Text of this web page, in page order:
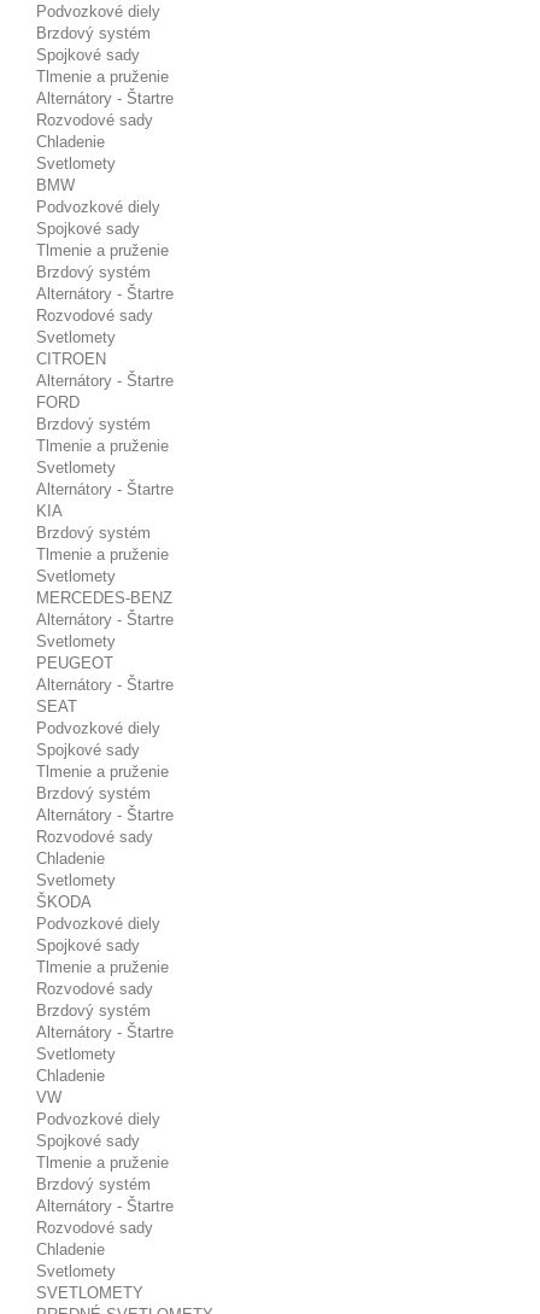
Podvozkové diely
Brzdový systém
Spojkové sady
Tlmenie a pruženie
Alternátory - Štartre
Rozvodové sady
Chladenie
Svetlomety
BMW
Podvozkové diely
Spojkové sady
Tlmenie a pruženie
Brzdový systém
Alternátory - Štartre
Rozvodové sady
Svetlomety
CITROEN
Alternátory - Štartre
FORD
Brzdový systém
Tlmenie a pruženie
Svetlomety
Alternátory - Štartre
KIA
Brzdový systém
Tlmenie a pruženie
Svetlomety
MERCEDES-BENZ
Alternátory - Štartre
Svetlomety
PEUGEOT
Alternátory - Štartre
SEAT
Podvozkové diely
Spojkové sady
Tlmenie a pruženie
Brzdový systém
Alternátory - Štartre
Rozvodové sady
Chladenie
Svetlomety
ŠKODA
Podvozkové diely
Spojkové sady
Tlmenie a pruženie
Rozvodové sady
Brzdový systém
Alternátory - Štartre
Svetlomety
Chladenie
VW
Podvozkové diely
Spojkové sady
Tlmenie a pruženie
Brzdový systém
Alternátory - Štartre
Rozvodové sady
Chladenie
Svetlomety
SVETLOMETY